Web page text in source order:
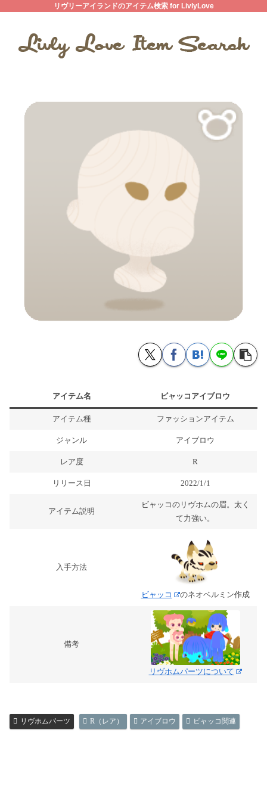
リヴリーアイランドのアイテム検索 for LivlyLove
アイテム名 ビャッコアイブロウ
アイテム種 ファッションアイテム
ジャンル アイブロウ
レア度 R
リリース日 2022/1/1
アイテム説明
ビャッコのリヴホムの眉。太く
て力強い。
入手方法
ビャッコ のネオベルミン作成
備考
リヴホムパーツについて
リヴホムパーツ R（レア） アイブロウ ビャッコ関連